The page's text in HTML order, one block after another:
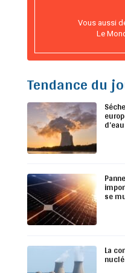
Vous aussi
Le
Tendance du
d’eau
se
La